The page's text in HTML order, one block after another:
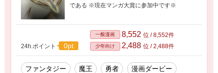
である ※現在マンガ大賞に参加中です※
24h.ポイント 0pt
一般漫画 8,552 位 / 8,552件
少年向け 2,488 位 / 2,488件
ファンタジー 魔王 勇者 漫画ダービー